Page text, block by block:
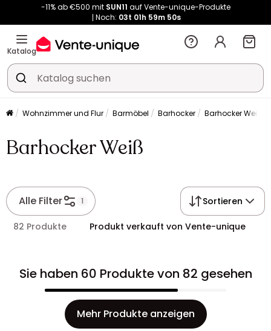
Kauf-unique wird zu Vente-unique - Gleicher Shop, neuer Name!
Noch:
Katalog
Wohnzimmer und Flur Barmöbel Barhocker Barhocker Weiß
Barhocker Weiß
Alle Filter 1 Sortieren
82 Produkte Produkt verkauft von Vente-unique
Sie haben 60 Produkte von 82 gesehen
Mehr Produkte anzeigen